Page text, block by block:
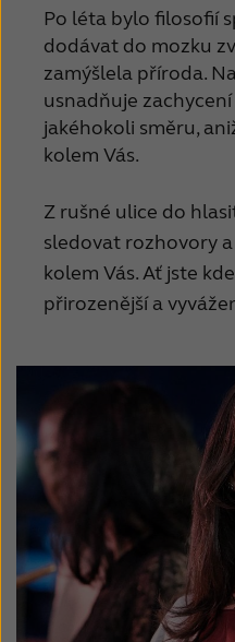
Po léta bylo filosofií
dodávat do mozku
zamýšlela příroda.
usnadňuje
jakéhokoli směru,
kolem Vás.
Z rušné ulice do
sledovat rozhovory
kolem Vás.Ať jste
přirozenější a